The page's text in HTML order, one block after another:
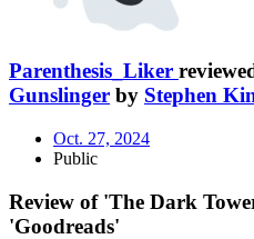
Parenthesis_Liker
Gunslinger by Stephen
Oct. 27, 2024
Public
Review of 'The Dark
'Goodreads'